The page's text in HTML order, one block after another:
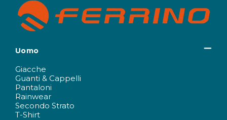
Uomo
Giacche
Guanti & Cappelli
Pantaloni
Rainwear
Secondo Strato
T-Shirt